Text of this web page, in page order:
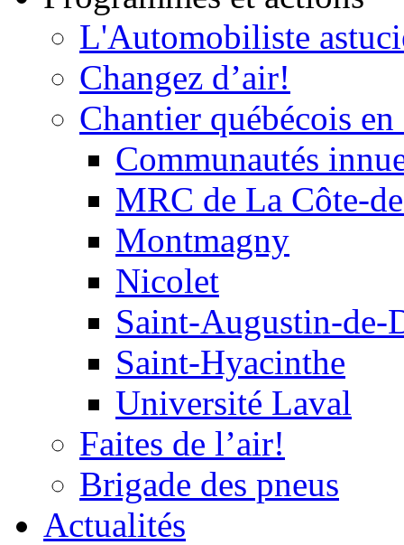
L'Automobiliste
Changez d’air!
Chantier québécois
Communautés
MRC de La Côte-
Montmagny
Nicolet
Saint-Augustin-de-
Saint-Hyacinthe
Université Laval
Faites de l’air!
Brigade des pneus
Actualités